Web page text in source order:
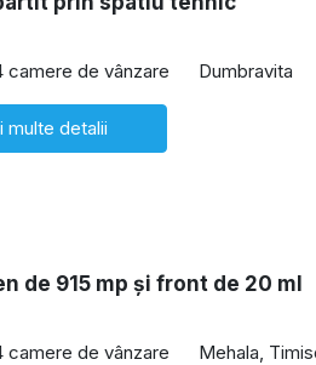
camere de vânzare Dumbravita
multe detalii
de 915 mp și front de 20 ml
camere de vânzare Mehala,